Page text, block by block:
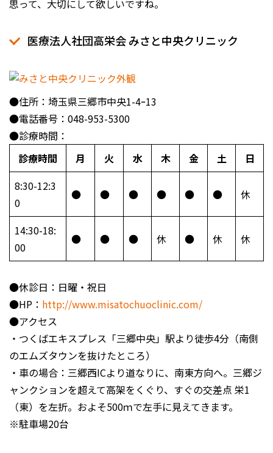
思って、大切にして欲しいですね。
医療法人社団高栄会 みさと中央クリニック
●住所：埼玉県三郷市中央1-4ｰ13
●電話番号：048-953-5300
●診療時間：
診療時間
月 火 水 木 金 土
日
8:30-12:3
0
● ● ● ● ● ● 休
14:30-18:
00
● ● ● 休 ● 休 休
●休診日：日曜・祝日
●HP： http://www.misatochuoclinic.com/
●アクセス
・つくばエキスプレス「三郷中央」駅より徒歩4分（南側
のエムズタウンを抜けたところ）
・車の場合：三郷西ICより道なりに、南東方向へ。三郷ジ
ャンクションを超えて高架をくぐり、すぐの交差点 栄1
（東）を左折。およそ500ｍで左手に見えてきます。
※駐車場20台